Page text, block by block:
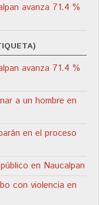
avanza 71.4 %
avanza 71.4 %
a un hombre en
en el proceso
en Naucalpan
con violencia en